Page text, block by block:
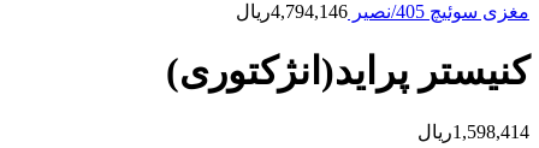
مغزی سوئیچ 405/نصیر 4,794,146ریال
کنیستر پراید(انژکتوری)
1,598,414ریال